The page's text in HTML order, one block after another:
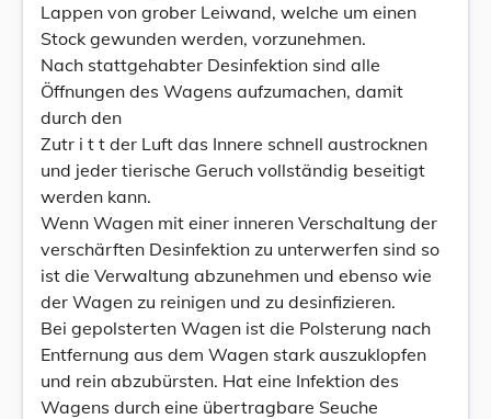
Lappen von grober Leiwand, welche um einen
Stock gewunden werden, vorzunehmen.
Nach stattgehabter Desinfektion sind alle
Öffnungen des Wagens aufzumachen, damit
durch den
Zutr i t t der Luft das Innere schnell austrocknen
und jeder tierische Geruch vollständig beseitigt
werden kann.
Wenn Wagen mit einer inneren Verschaltung der
verschärften Desinfektion zu unterwerfen sind so
ist die Verwaltung abzunehmen und ebenso wie
der Wagen zu reinigen und zu desinfizieren.
Bei gepolsterten Wagen ist die Polsterung nach
Entfernung aus dem Wagen stark auszuklopfen
und rein abzubürsten. Hat eine Infektion des
Wagens durch eine übertragbare Seuche